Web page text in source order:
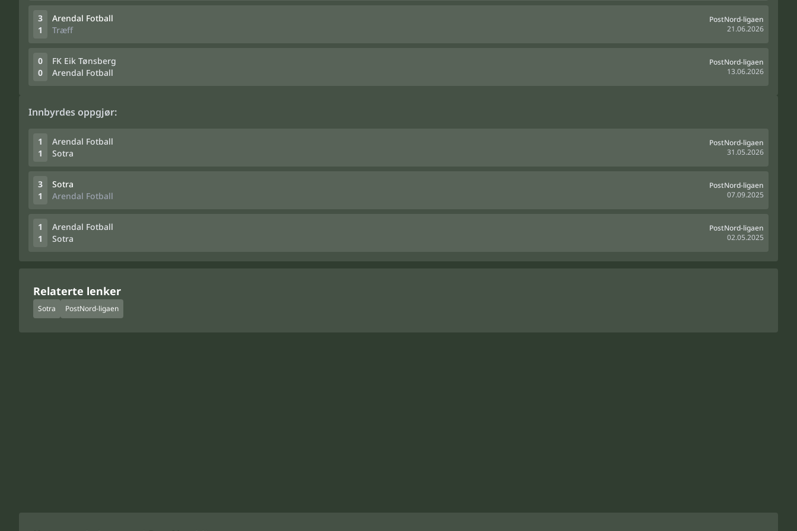
3
1
Arendal Fotball
Træff
PostNord-ligaen
21.06.2026
0
0
FK Eik Tønsberg
Arendal Fotball
PostNord-ligaen
13.06.2026
Innbyrdes oppgjør:
1
1
Arendal Fotball
Sotra
PostNord-ligaen
31.05.2026
3
1
Sotra
Arendal Fotball
PostNord-ligaen
07.09.2025
1
1
Arendal Fotball
Sotra
PostNord-ligaen
02.05.2025
Relaterte lenker
Sotra PostNord-ligaen